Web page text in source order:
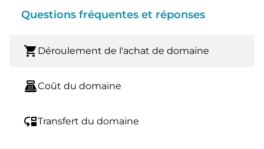
Questions fréquentes et réponses
shopping_cart Déroulement de l'achat de domaine
point_of_saleCoût du domaine
move_downTransfert du domaine